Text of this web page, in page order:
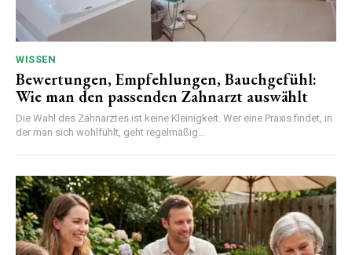
WISSEN
Bewertungen, Empfehlungen, Bauchgefühl:
Wie man den passenden Zahnarzt auswählt
Die Wahl des Zahnarztes ist keine Kleinigkeit. Wer eine Praxis findet, in
der man sich wohlfühlt, geht regelmäßig...